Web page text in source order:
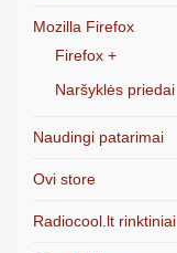
Mozilla Firefox
Firefox +
Naršyklės priedai
Naudingi patarimai
Ovi store
Radiocool.lt rinktiniai